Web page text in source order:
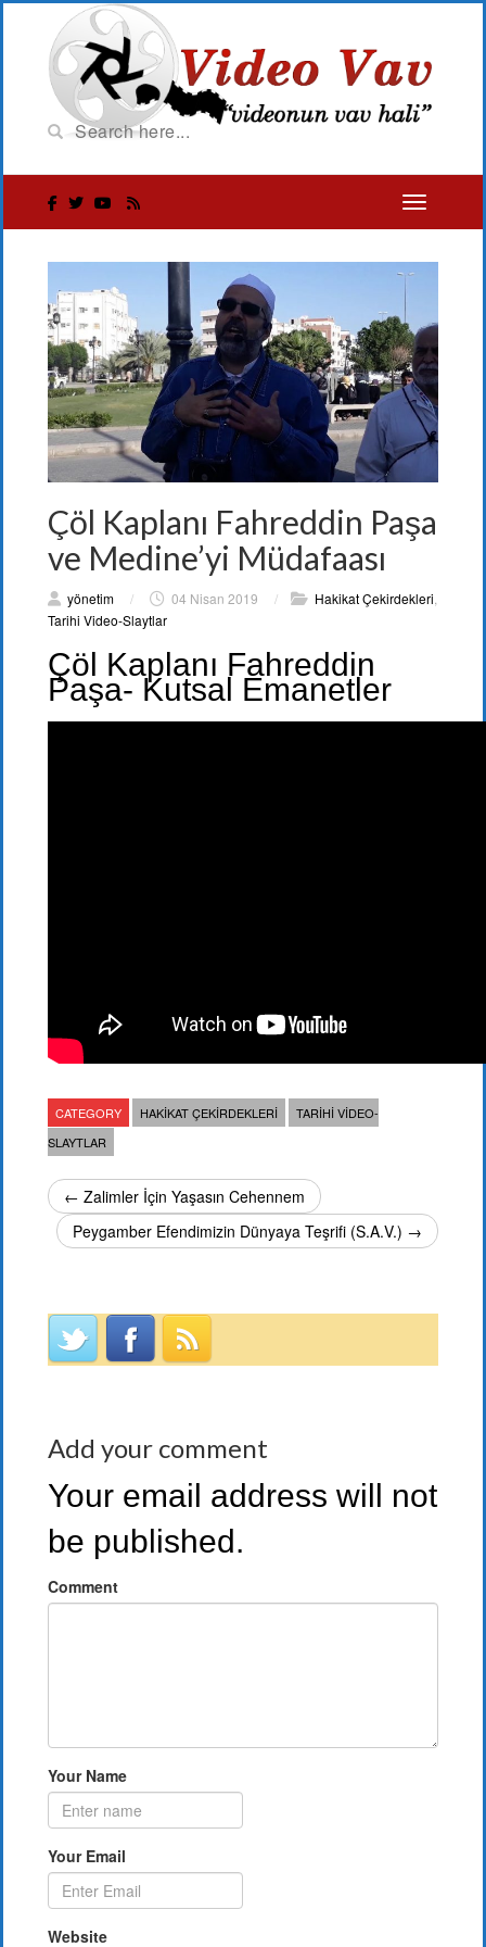
Çöl Kaplanı Fahreddin Paşa
ve Medine’yi Müdafaası
yönetim / 04 Nisan 2019 / Hakikat Çekirdekleri
Tarihi Video-Slaytlar
Çöl Kaplanı Fahreddin
Paşa- Kutsal Emanetler
CATEGORY HAKIKAT ÇEKIRDEKLERI
TARIHI VIDEO-
SLAYTLAR
← Zalimler İçin Yaşasın Cehennem
Peygamber Efendimizin Dünyaya Teşrifi (S.A.V.) →
Add your comment
Your email address will not
be published.
Comment
Your Name
Your Email
Website